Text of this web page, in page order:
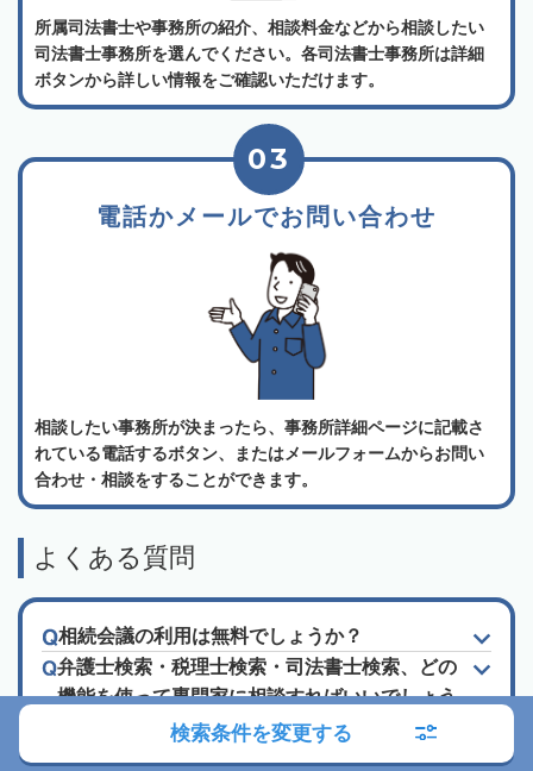
所属司法書士や事務所の紹介、相談料金などから相談したい
司法書士事務所を選んでください。各司法書士事務所は詳細
ボタンから詳しい情報をご確認いただけます。
電話かメールでお問い合わせ
03
相談したい事務所が決まったら、事務所詳細ページに記載さ
れている電話するボタン、またはメールフォームからお問い
合わせ・相談をすることができます。
よくある質問
相続会議の利用は無料でしょうか？
弁護士検索・税理士検索・司法書士検索、どの
機能を使って専門家に相談すればいいでしょう
相続にあたって、どのくらい相続税が発生する
検索条件を変更する